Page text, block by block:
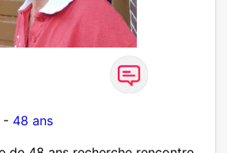
- 48 ans